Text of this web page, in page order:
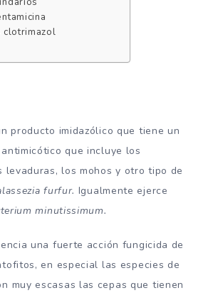
clotrimazol
producto imidazólico que tiene un
que incluye los
levaduras, los mohos y otro tipo de
furfur. Igualmente ejerce
minutissimum.
una fuerte acción fungicida de
en especial las especies de
muy escasas las cepas que tienen